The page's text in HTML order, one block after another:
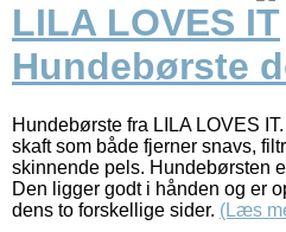
LILA LOVES IT
Hundebørste
Hundebørste fra LILA LOVES
skaft som både fjerner snavs,
skinnende pels. Hundebørsten
Den ligger godt i hånden og er
dens to forskellige sider. (Læs